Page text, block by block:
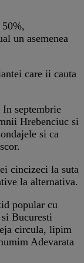
un asemenea
care ii cauta
In septembrie
Hrebenciuc si
si ca
cincizeci la suta
la alternativa.
popular cu
Bucuresti
circula, lipim
Adevarata